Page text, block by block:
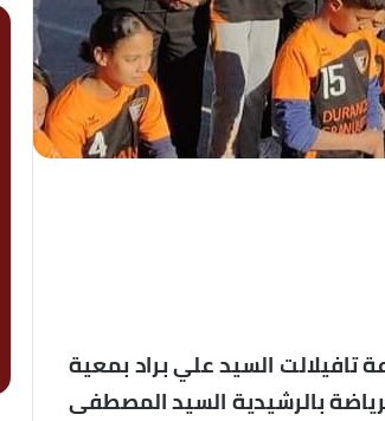
تافيلالت السيد علي براد بمعية
بالرشيدية السيد المصطفى